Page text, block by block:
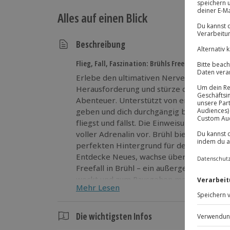
Alles auf einen Blick
Beschreibung
Flieg, Fall, Faszination: Brühls Freefall-
Erlebe den ultimativen Nervenkitzel
Herausforderung und stürze dich aus 40
Abenteuer. Unterstützt von erfahrenen
geben und dich durchgängig betreuen,
fliegst und fällst. Die Einweisung bereitet
voller Adrenalin vor. Brühl bietet mit
perfekten Hintergrund für deinen
Entdecke Neues, wachse über dich
Freefall in Brühl – ein außergewöhnliches
weckt und zum Rausgehen motiviert.
Wage den Sprung in Brühl und erlebe
Mehr Lesen
Die wichtigsten Infos